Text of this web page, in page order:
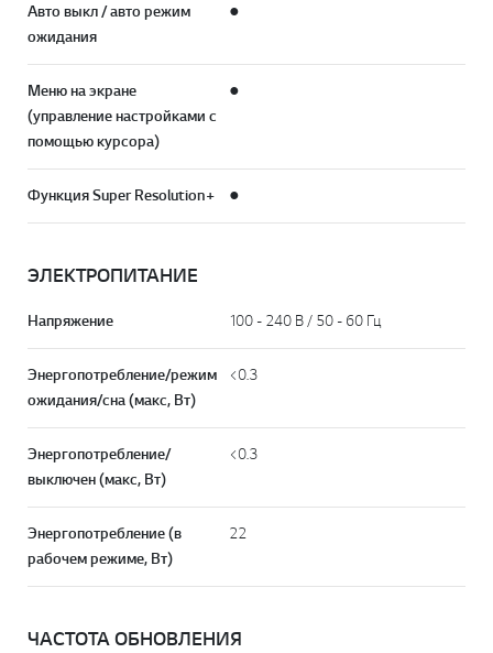
Авто выкл / авто режим
ожидания
●
Меню на экране
(управление настройками с
помощью курсора)
●
Функция Super Resolution+ ●
ЭЛЕКТРОПИТАНИЕ
Напряжение 100 - 240 В / 50 - 60 Гц
Энергопотребление/режим
ожидания/сна (макс, Вт)
<0.3
Энергопотребление/
выключен (макс, Вт)
<0.3
Энергопотребление (в
рабочем режиме, Вт)
22
ЧАСТОТА ОБНОВЛЕНИЯ